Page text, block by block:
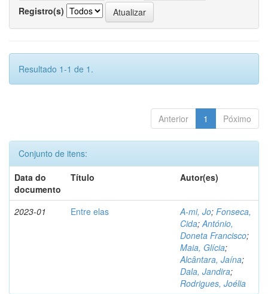
Registro(s)
Resultado 1-1 de 1.
Anterior 1 Póximo
Conjunto de itens:
Data do
documento
Título Autor(es)
2023-01 Entre elas A-mi, Jo; Fonseca,
Cida;António,
Doneta Francisco;
Maia, Glícia;
Alcântara, Jaína;
Dala, Jandira;
Rodrigues, Joélia